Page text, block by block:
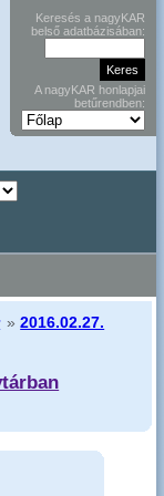
Keresés a nagyKAR
belső adatbázisában:
A nagyKAR honlapjai
betűrendben:
»2016.02.27.